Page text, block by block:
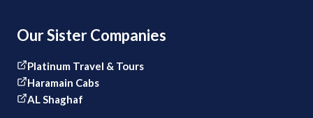
Our Sister Companies
Platinum Travel & Tours
Haramain Cabs
AL Shaghaf